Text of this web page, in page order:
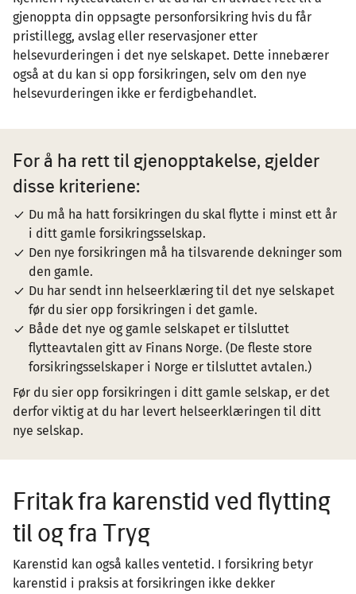
gjenoppta din oppsagte personforsikring hvis du får
pristillegg, avslag eller reservasjoner etter
helsevurderingen i det nye selskapet. Dette innebærer
også at du kan si opp forsikringen, selv om den nye
helsevurderingen ikke er ferdigbehandlet.
For å ha rett til gjenopptakelse, gjelder
disse kriteriene:
Du må ha hatt forsikringen du skal flytte i minst ett år
i ditt gamle forsikringsselskap.
Den nye forsikringen må ha tilsvarende dekninger som
den gamle.
Du har sendt inn helseerklæring til det nye selskapet
før du sier opp forsikringen i det gamle.
Både det nye og gamle selskapet er tilsluttet
flytteavtalen gitt av Finans Norge. (De fleste store
forsikringsselskaper i Norge er tilsluttet avtalen.)
Før du sier opp forsikringen i ditt gamle selskap, er det
derfor viktig at du har levert helseerklæringen til ditt
nye selskap.
Fritak fra karenstid ved flytting
til og fra Tryg
Karenstid kan også kalles ventetid. I forsikring betyr
karenstid i praksis at forsikringen ikke dekker